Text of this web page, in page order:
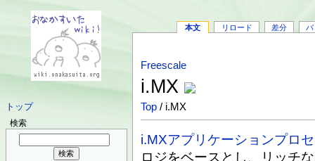
トップ
検索
本文 リロード 差分 バ
Freescale
i.MX
Top / i.MX
i.MXアプリケーションプロ
ロジをベースとし、リッチ